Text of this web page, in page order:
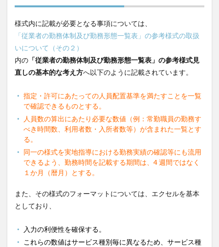
様式内に記載が必要となる事項については、
「従業者の勤務体制及び勤務形態一覧表」の参考様式の取扱
いについて（その２）
内の 「従業者の勤務体制及び勤務形態一覧表」の参考様式見
直しの基本的な考え方へ以下のように記載されています。
指定・許可にあたっての人員配置基準を満たすことを一覧
で確認できるものとする。
人員数の算出にあたり必要な数値（例：常勤職員の勤務す
べき時間数、利用者数・入所者数等）が含まれた一覧とす
る。
同一の様式を実地指導における勤務実績の確認等にも流用
できるよう、勤務時間を記載する期間は、4 週間ではなく
１か月（暦月）とする。
また、その様式のフォーマットについては、エクセルを基本
としており、
入力の利便性を確保する。
これらの数値はサービス種別毎に異なるため、サービス種